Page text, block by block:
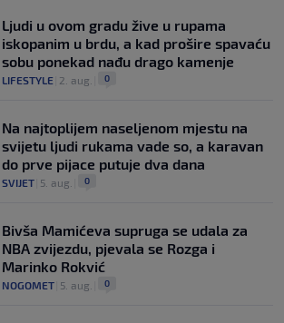
Ljudi u ovom gradu žive u rupama
iskopanim u brdu, a kad prošire spavaću
sobu ponekad nađu drago kamenje
LIFESTYLE 2. aug. 0
Na najtoplijem naseljenom mjestu na
svijetu ljudi rukama vade so, a karavan
do prve pijace putuje dva dana
SVIJET 5. aug. 0
Bivša Mamićeva supruga se udala za
NBA zvijezdu, pjevala se Rozga i
Marinko Rokvić
NOGOMET 5. aug. 0